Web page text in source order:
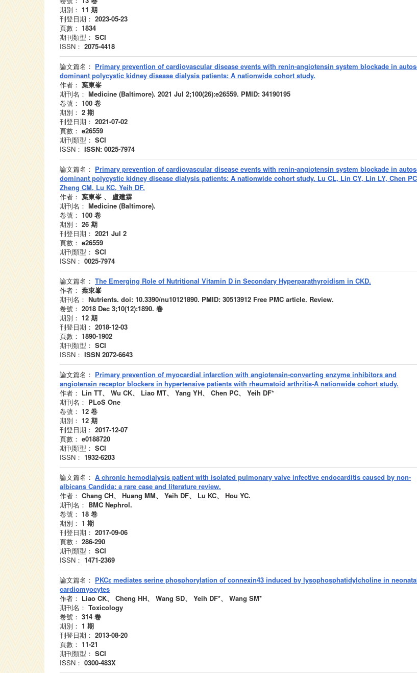
期別： 11 期
刊登日期： 2023-05-23
頁數： 1834
期刊類型： SCI
ISSN： 2075-4418
論文篇名： Primary prevention of cardiovascular disease events with renin-angiotensin system blockade in
dominant polycystic kidney disease dialysis patients: A nationwide cohort study.
作者： 葉東峯
期刊名： Medicine (Baltimore). 2021 Jul 2;100(26):e26559. PMID: 34190195
卷號： 100 卷
期別： 2 期
刊登日期： 2021-07-02
頁數： e26559
期刊類型： SCI
ISSN： ISSN: 0025-7974
論文篇名： Primary prevention of cardiovascular disease events with renin-angiotensin system blockade in
dominant polycystic kidney disease dialysis patients: A nationwide cohort study. Lu CL, Lin CY, Lin LY, Chen
Zheng CM, Lu KC, Yeih DF.
作者： 葉東峯 、 盧建霖
期刊名： Medicine (Baltimore).
卷號： 100 卷
期別： 26 期
刊登日期： 2021 Jul 2
頁數： e26559
期刊類型： SCI
ISSN： 0025-7974
論文篇名： The Emerging Role of Nutritional Vitamin D in Secondary Hyperparathyroidism in CKD.
作者： 葉東峯
期刊名： Nutrients. doi: 10.3390/nu10121890. PMID: 30513912 Free PMC article. Review.
卷號： 2018 Dec 3;10(12):1890. 卷
期別： 12 期
刊登日期： 2018-12-03
頁數： 1890-1902
期刊類型： SCI
ISSN： ISSN 2072-6643
論文篇名： Primary prevention of myocardial infarction with angiotensin-converting enzyme inhibitors and
angiotensin receptor blockers in hypertensive patients with rheumatoid arthritis-A nationwide cohort study.
作者： Lin TT、 Wu CK、 Liao MT、 Yang YH、 Chen PC、 Yeih DF*
期刊名： PLoS One
卷號： 12 卷
期別： 12 期
刊登日期： 2017-12-07
頁數： e0188720
期刊類型： SCI
ISSN： 1932-6203
論文篇名： A chronic hemodialysis patient with isolated pulmonary valve infective endocarditis caused by non-
albicans Candida: a rare case and literature review.
作者： Chang CH、 Huang MM、 Yeih DF、 Lu KC、 Hou YC.
期刊名： BMC Nephrol.
卷號： 18 卷
期別： 1 期
刊登日期： 2017-09-06
頁數： 286-290
期刊類型： SCI
ISSN： 1471-2369
論文篇名： PKCɛ mediates serine phosphorylation of connexin43 induced by lysophosphatidylcholine in
cardiomyocytes
作者： Liao CK、 Cheng HH、 Wang SD、 Yeih DF*、 Wang SM*
期刊名： Toxicology
卷號： 314 卷
期別： 1 期
刊登日期： 2013-08-20
頁數： 11-21
期刊類型： SCI
ISSN： 0300-483X